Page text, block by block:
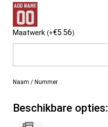
Maatwerk(+€5.56)
Naam / Nummer
Beschikbare opties: